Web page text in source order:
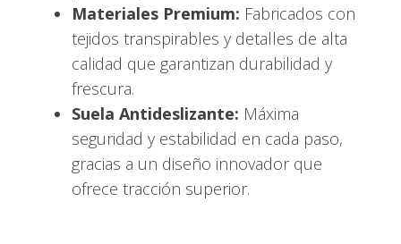
Materiales Premium: Fabricados con
tejidos transpirables y detalles de alta
calidad que garantizan durabilidad y
frescura.
Suela Antideslizante: Máxima
seguridad y estabilidad en cada paso,
gracias a un diseño innovador que
ofrece tracción superior.